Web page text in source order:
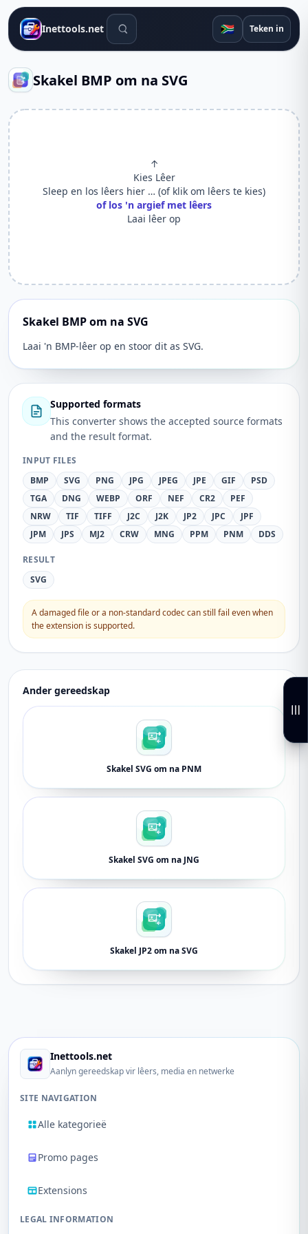
Inettools.net Soek gereedskap 🇿🇦 Teken in
Skakel BMP om na SVG
↑
Kies Lêer
Sleep en los lêers hier … (of klik om lêers te kies)
of los 'n argief met lêers
Laai lêer op
Skakel BMP om na SVG
Laai 'n BMP-lêer op en stoor dit as SVG.
Supported formats
This converter shows the accepted source formats
and the result format.
INPUT FILES
BMP
SVG PNG JPG JPEG JPE GIF
PSD
TGA
DNG WEBP ORF NEF CR2
PEF
NRW
TIF TIFF J2C J2K JP2 JPC
JPF
JPM
JPS MJ2 CRW MNG PPM PNM DDS
RESULT
SVG
A damaged file or a non-standard codec can still fail even when
the extension is supported.
Ander gereedskap
Skakel SVG om na PNM
Skakel SVG om na JNG
Skakel JP2 om na SVG
Inettools.net
Aanlyn gereedskap vir lêers, media en netwerke
SITE NAVIGATION
Alle kategorieë
Promo pages
Extensions
LEGAL INFORMATION